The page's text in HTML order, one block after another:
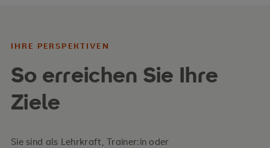
IHRE PERSPEKTIVEN
So erreichen Sie Ihre
Ziele
Sie sind als Lehrkraft, Trainer:in oder